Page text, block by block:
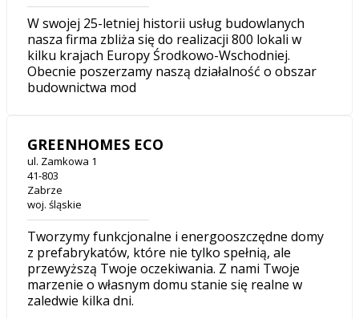
W swojej 25-letniej historii usług budowlanych
nasza firma zbliża się do realizacji 800 lokali w
kilku krajach Europy Środkowo-Wschodniej.
Obecnie poszerzamy naszą działalność o obszar
budownictwa mod
GREENHOMES ECO
ul. Zamkowa 1
41-803
Zabrze
woj. śląskie
Tworzymy funkcjonalne i energooszczędne domy
z prefabrykatów, które nie tylko spełnią, ale
przewyższą Twoje oczekiwania. Z nami Twoje
marzenie o własnym domu stanie się realne w
zaledwie kilka dni.